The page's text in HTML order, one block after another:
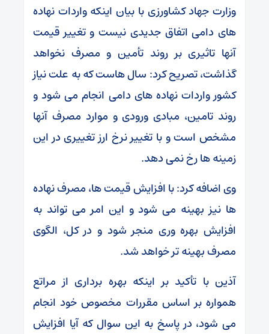
وزارت جهاد کشاورزی با بیان اینکه واردات نهاده
های دامی اتفاق جدیدی نیست و تغییر قیمت
آنها تاثیری بر روند تأمین و مصرف نخواهد
گذاشت، تصریح کرد: سال هاست که به علت نیاز
کشور واردات نهاده های دامی انجام می شود و
روند تامین، مبادی ورودی و موارد مصرف آنها
مشخص است و با تغییر نرخ ارز تغییری در این
زمینه ها رخ نمی دهد.
وی اضافه کرد: با افزایش قیمت ها، مصرف نهاده
ها نیز بهینه می شود و این امر می تواند به
افزایش بهره وری منجر شود و در کل، الگوی
مصرف بهینه تر خواهد شد.
آذین با تأکید بر اینکه بهره برداری از مراتع
همواره بر اساس مقررات مخصوص خود انجام
می شود، در پاسخ به این سوال که آیا افزایش